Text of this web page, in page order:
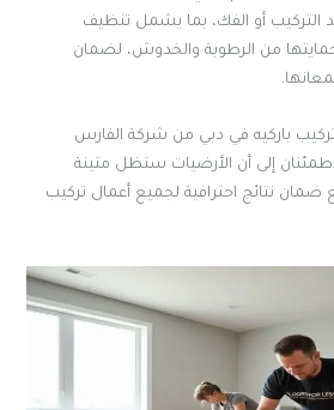
بعد التركيب أو الفك، بما يشمل تنظيف
من الرطوبة والخدوش، لضمان
باركيه في دبي من شركة الفارس
إلى أن الأرضيات ستظل متينة
نتائج احترافية لجميع أعمال تركيب